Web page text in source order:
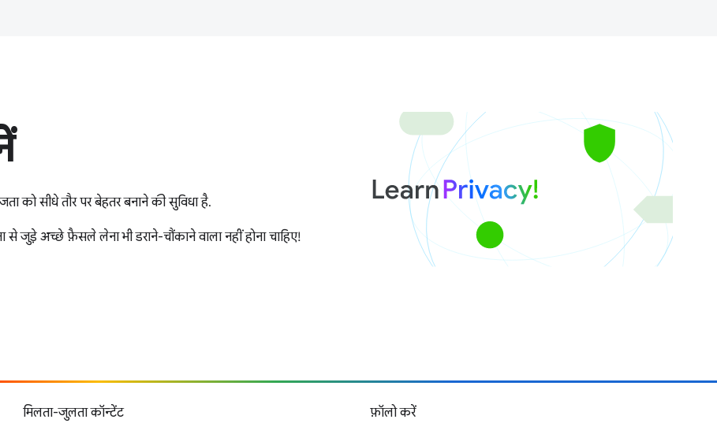
को सीधे तौर पर बेहतर बनाने की सुविधा है.
जुड़े अच्छे फ़ैसले लेना भी डराने-चौंकाने वाला नहीं होना चाहिए!
मिलता-जुलता कॉन्टेंट फ़ॉलो करें